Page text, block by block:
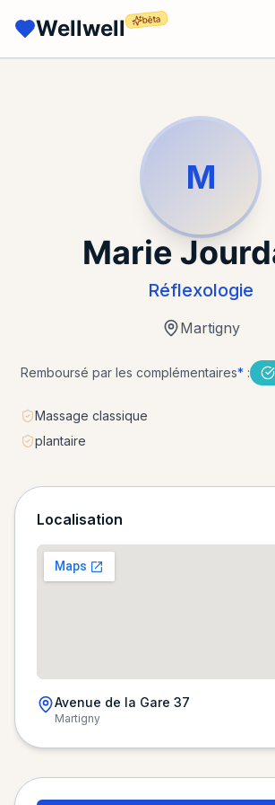
Wellwell bêta
M
Marie
Réflexologie
Martigny
Remboursé par les complémentaires*:
Massage classique
plantaire
Localisation
Chargement de la carte…
Avenue de la Gare 37
Martigny